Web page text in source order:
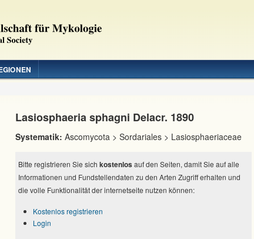
Lasiosphaeria sphagni Delacr. 1890
Systematik: Ascomycota > Sordariales > Lasiosphaeriaceae
Bitte registrieren Sie sich kostenlos auf den Seiten, damit Sie auf alle
Informationen und Fundstellendaten zu den Arten Zugriff erhalten und
die volle Funktionalität der internetseite nutzen können:
Kostenlos registrieren
Login